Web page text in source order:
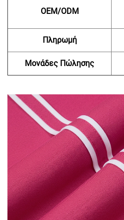
OEM/ODM
Πληρωμή
Μονάδες Πώλησης